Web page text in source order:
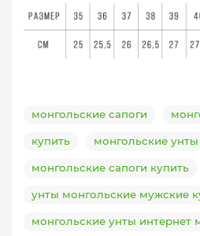
монгольские сапоги
купить монгольские унты
монгольские сапоги купить
унты монгольские мужские
монгольские унты интернет